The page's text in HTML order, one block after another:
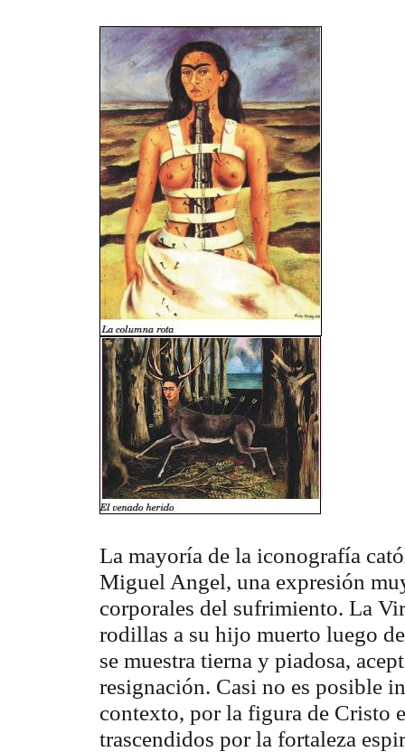
La mayoría de la iconografía
Miguel Angel, una expresión
corporales del sufrimiento. La
rodillas a su hijo muerto luego
se muestra tierna y piadosa,
resignación. Casi no es posible
contexto, por la figura de Cristo
trascendidos por la fortaleza